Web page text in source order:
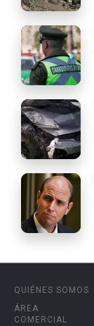
QUIÉNES SOMOS
ÁREA
COMERCIAL